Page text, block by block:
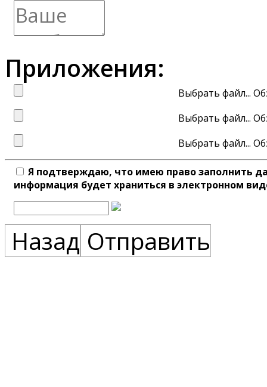
Приложения:
Выбрать файл...
Выбрать файл...
Выбрать файл...
Я подтверждаю, что имею право заполнить
информация будет храниться в электронном
Назад Отправить